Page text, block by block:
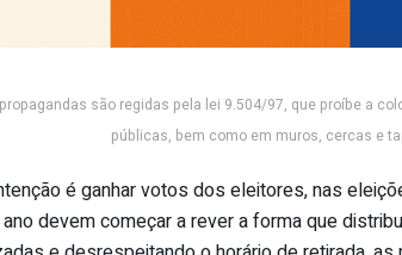
são regidas pela lei 9.504/97, que proíbe a
públicas, bem como em muros, cercas e
é ganhar votos dos eleitores, nas
devem começar a rever a forma que